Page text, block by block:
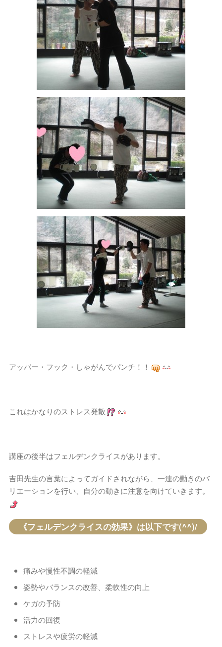
アッパー・フック・しゃがんでパンチ！！
これはかなりのストレス発散
講座の後半はフェルデンクライスがあります。
吉田先生の言葉によってガイドされながら、一連の動きのバ
リエーションを行い、自分の動きに注意を向けていきます。
《フェルデンクライスの効果》は以下です(^^)/
痛みや慢性不調の軽減
姿勢やバランスの改善、柔軟性の向上
ケガの予防
活力の回復
ストレスや疲労の軽減